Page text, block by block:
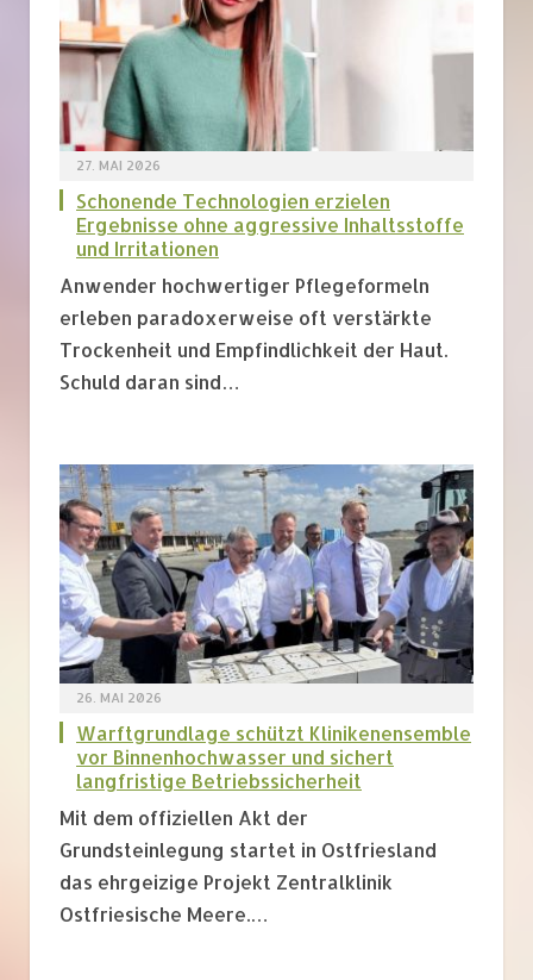
27. MAI 2026
Schonende Technologien erzielen
Ergebnisse ohne aggressive Inhaltsstoffe
und Irritationen
Anwender hochwertiger Pflegeformeln
erleben paradoxerweise oft verstärkte
Trockenheit und Empfindlichkeit der Haut.
Schuld daran sind…
26. MAI 2026
Warftgrundlage schützt Klinikenensemble
vor Binnenhochwasser und sichert
langfristige Betriebssicherheit
Mit dem offiziellen Akt der
Grundsteinlegung startet in Ostfriesland
das ehrgeizige Projekt Zentralklinik
Ostfriesische Meere.…